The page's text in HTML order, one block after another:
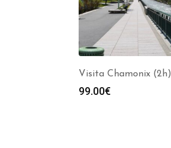
Visita Chamonix (2h)
99.00€